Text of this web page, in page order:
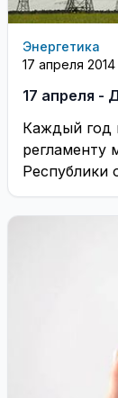
Энергетика
17 апреля 2014
17 апреля -
Каждый год
регламенту
Республики
прошло